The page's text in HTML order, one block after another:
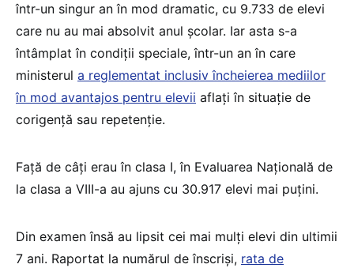
într-un singur an în mod dramatic, cu 9.733 de elevi
care nu au mai absolvit anul școlar. Iar asta s-a
întâmplat în condiții speciale, într-un an în care
ministerul a reglementat inclusiv încheierea mediilor
în mod avantajos pentru elevii aflați în situație de
corigență sau repetenție.
Față de câți erau în clasa I, în Evaluarea Națională de
la clasa a VIII-a au ajuns cu 30.917 elevi mai puțini.
Din examen însă au lipsit cei mai mulți elevi din ultimii
7 ani. Raportat la numărul de înscriși, rata de